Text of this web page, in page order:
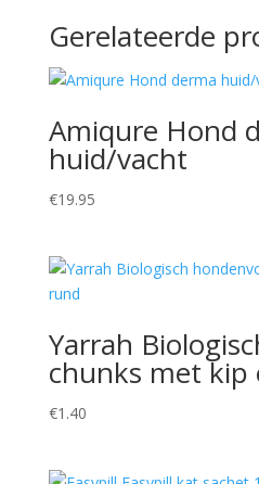
Gerelateerde
Amiqure Hond
huid/vacht
€19.95
Yarrah
chunks met kip
€1.40